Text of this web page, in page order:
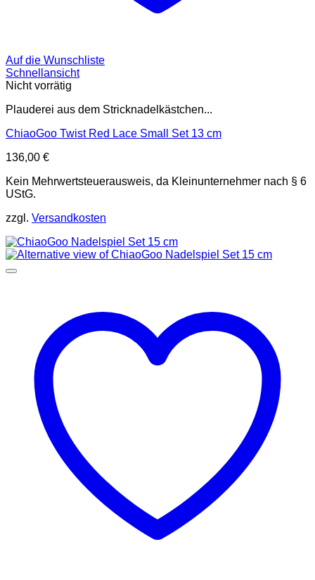
Auf die Wunschliste
Schnellansicht
Nicht vorrätig
Plauderei aus dem Stricknadelkästchen...
ChiaoGoo Twist Red Lace Small Set 13 cm
136,00 €
Kein Mehrwertsteuerausweis, da Kleinunternehmer nach § 6
UStG.
zzgl. Versandkosten